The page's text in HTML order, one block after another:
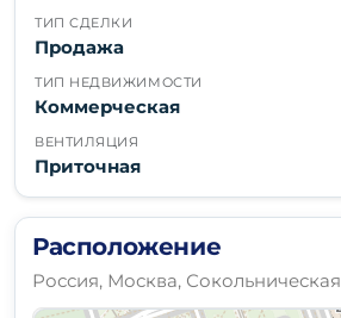
ТИП СДЕЛКИ
Продажа
ТИП НЕДВИЖИМОСТИ
Коммерческая
ВЕНТИЛЯЦИЯ
Приточная
Расположение
Россия, Москва,